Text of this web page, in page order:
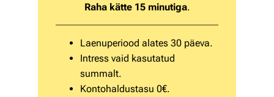
Raha kätte 15 minutiga.
Laenuperiood alates 30 päeva.
Intress vaid kasutatud
summalt.
Kontohaldustasu 0€.